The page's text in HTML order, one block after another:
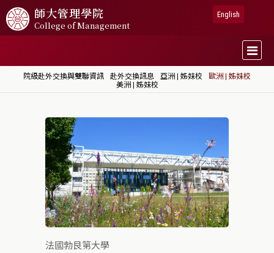
師大管理學院
College of Management
English
院級赴外交換與雙聯資訊 赴外交換訊息 亞洲 | 姊妹校
歐洲 | 姊妹校
美洲 | 姊妹校
法國勃艮第大學